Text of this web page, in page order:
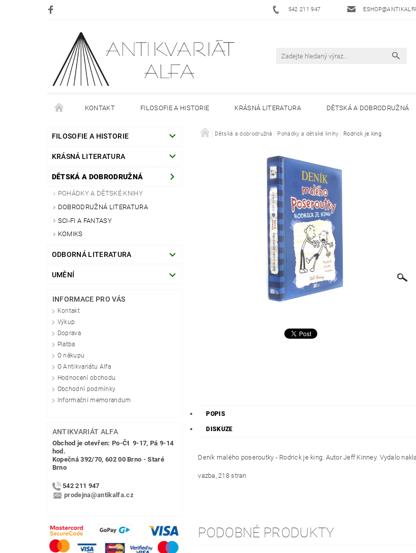
542 211 947
KONTAKT FILOSOFIE A HISTORIE KRÁSNÁ LITERATURA DĚTSKÁ A DOBRODRUŽNÁ
DOPRAVA PLATBA O NÁKUPU O ANTIKVARIÁTU ALFA HODNOCENÍ OBCHODU
FILOSOFIE A HISTORIE
KRÁSNÁ LITERATURA
DĚTSKÁ A DOBRODRUŽNÁ
POHÁDKY A DĚTSKÉ KNIHY
DOBRODRUŽNÁ LITERATURA
SCI-FI A FANTASY
KOMIKS
ODBORNÁ LITERATURA
UMĚNÍ
INFORMACE PRO VÁS
Kontakt
Výkup
Doprava
Platba
O nákupu
O Antikvariátu Alfa
Hodnocení obchodu
Obchodní podmínky
Informační memorandum
ANTIKVARIÁT ALFA
Obchod je otevřen: Po-Čt 9-17, Pá 9-14
hod.
Kopečná 392/70, 602 00 Brno - Staré
Brno
542 211 947
prodejna@antikalfa.cz
Dětská a dobrodružná Pohádky a dětské knihy Rodrick je king
POPIS
DISKUZE
Deník malého poseroutky - Rodrick je king. Autor Jeff Kinney. Vydalo
vazba, 218 stran
PODOBNÉ PRODUKTY